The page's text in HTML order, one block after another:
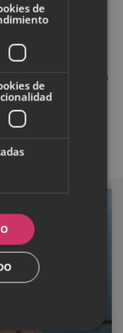
atreverte a
sin que tampoco
de
de